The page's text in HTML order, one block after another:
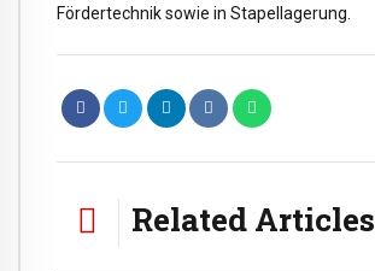
Fördertechnik sowie in Stapellagerung.
Related Articles